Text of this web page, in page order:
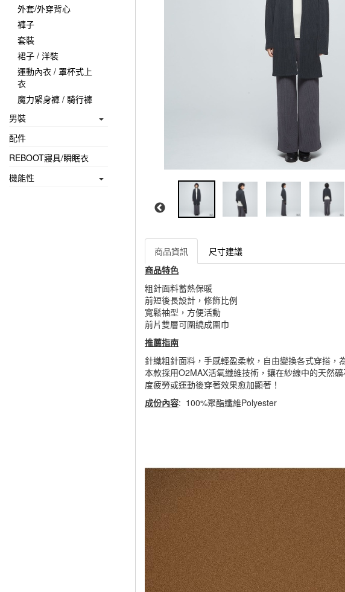
外套/外穿背心
褲子
套裝
裙子 / 洋裝
運動內衣 / 罩杯式上
衣
魔力緊身褲 / 騎行褲
男裝
配件
REBOOT寢具/瞬眠衣
機能性
商品資訊
尺寸建議
商品特色
粗針面料蓄熱保暖
前短後長設計，修飾比例
寬鬆袖型，方便活動
前片雙層可圍繞成圍巾
推薦指南
針織粗針面料，手感輕盈柔軟，自由變換各式穿搭，
本款採用O2MAX活氧纖維技術，鑲在紗線中的天然
度疲勞或運動後穿著效果愈加顯著！
成份內容: 100%聚酯纖維Polyester